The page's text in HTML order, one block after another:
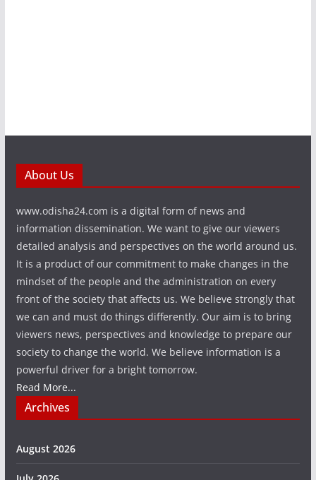
About Us
www.odisha24.com is a digital form of news and
information dissemination. We want to give our viewers
detailed analysis and perspectives on the world around us.
It is a product of our commitment to make changes in the
mindset of the people and the administration on every
front of the society that affects us. We believe strongly that
we can and must do things differently. Our aim is to bring
viewers news, perspectives and knowledge to prepare our
society to change the world. We believe information is a
powerful driver for a bright tomorrow.
Read More...
Archives
August 2026